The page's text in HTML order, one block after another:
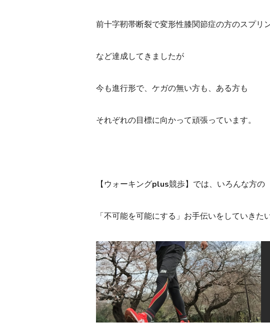
前十字靭帯断裂で変形性膝関節症の方のスプリ
など達成してきましたが
今も進行形で、ケガの無い方も、ある方も
それぞれの目標に向かって頑張っています。
【ウォーキングplus競歩】では、いろんな方の
「不可能を可能にする」お手伝いをしていきた